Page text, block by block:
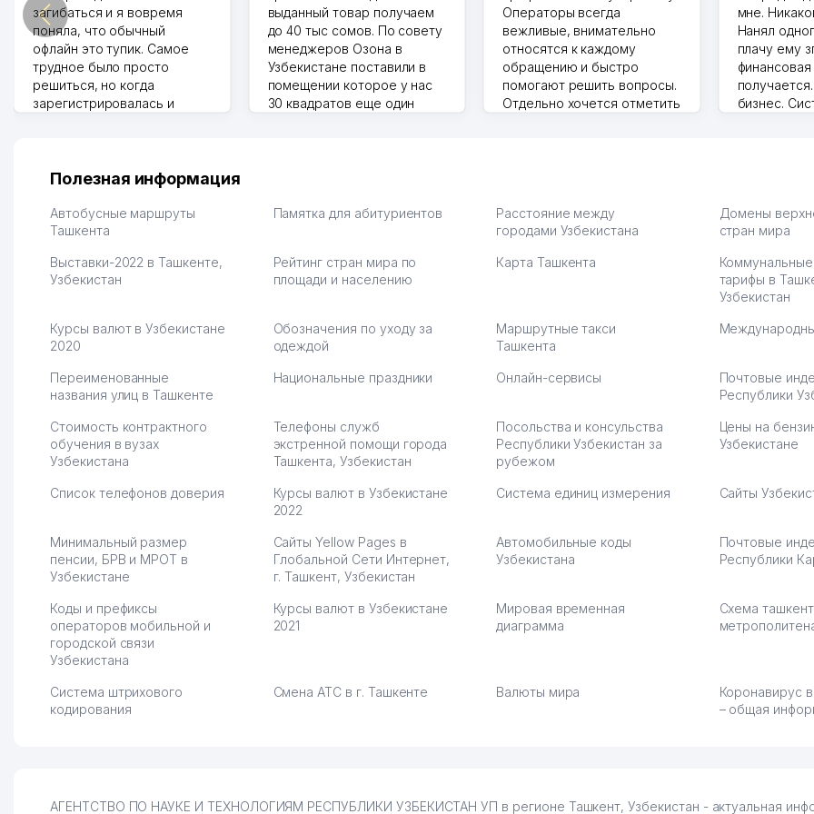
загибаться и я вовремя
поняла, что обычный
офлайн это тупик. Самое
трудное было просто
решиться, но когда
зарегистрировалась и
на себя доставку до
хранение бесплатное
первый год, хорошая
рекламы, а теперь вижу
результаты. В последнее
много заказывают, а
вначале только по
вяло. Удалось
раскрутиться, дальше
Hamida 03.08.2026 12:45:39
выданный товар получаем
до 40 тыс сомов. По совету
менеджеров Озона в
Узбекистане поставили в
помещении которое у нас
30 квадратов еще один
мышки и вообще все что
Операторы всегда
вежливые, внимательно
относятся к каждому
обращению и быстро
помогают решить вопросы.
Отдельно хочется отметить
обслуживания клиентов.
Рекомендую этот колл-
партнера для бизнеса.
мне.
Нанял
плачу ему
бизнес.
тут у нас
Выгодное
Марат
Полезная информация
Автобусные маршруты
Ташкента
Памятка для абитуриентов
Расстояние между
городами Узбекистана
Домены
стран мира
Выставки-2022 в Ташкенте,
Узбекистан
Рейтинг стран мира по
площади и населению
Карта Ташкента
тарифы в
Узбекистан
Курсы валют в Узбекистане
2020
Обозначения по уходу за
одеждой
Маршрутные такси
Ташкента
Переименованные
названия улиц в Ташкенте
Национальные праздники Онлайн-сервисы
Почтовые
Республики
Стоимость контрактного
обучения в вузах
Узбекистана
Телефоны служб
экстренной помощи города
Ташкента, Узбекистан
Посольства и консульства
Республики Узбекистан за
рубежом
Цены на
Узбекистане
Список телефонов доверия
Курсы валют в Узбекистане
2022
Система единиц измерения Сайты
Минимальный размер
пенсии, БРВ и МРОТ в
Узбекистане
Сайты Yellow Pages в
Глобальной Сети Интернет,
г. Ташкент, Узбекистан
Автомобильные коды
Узбекистана
Почтовые
Республики
Коды и префиксы
операторов мобильной и
городской связи
Узбекистана
Курсы валют в Узбекистане
2021
Мировая временная
диаграмма
Схема
Система штрихового
кодирования
Смена АТС в г. Ташкенте Валюты мира
Коронавирус
– общая
АГЕНТСТВО ПО НАУКЕ И ТЕХНОЛОГИЯМ РЕСПУБЛИКИ УЗБЕКИСТАН УП в регионе Ташкент, Узбекистан - актуальная